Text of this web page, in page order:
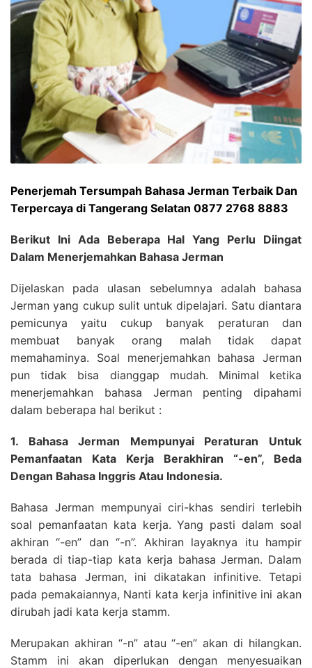
Penerjemah Tersumpah Bahasa Jerman Terbaik Dan
Terpercaya di Tangerang Selatan 0877 2768 8883
Berikut Ini Ada Beberapa Hal Yang Perlu Diingat
Dalam Menerjemahkan Bahasa Jerman
Dijelaskan pada ulasan sebelumnya adalah bahasa
Jerman yang cukup sulit untuk dipelajari. Satu diantara
pemicunya yaitu cukup banyak peraturan dan
membuat banyak orang malah tidak dapat
memahaminya. Soal menerjemahkan bahasa Jerman
pun tidak bisa dianggap mudah. Minimal ketika
menerjemahkan bahasa Jerman penting dipahami
dalam beberapa hal berikut :
1. Bahasa Jerman Mempunyai Peraturan Untuk
Pemanfaatan Kata Kerja Berakhiran “-en”, Beda
Dengan Bahasa Inggris Atau Indonesia.
Bahasa Jerman mempunyai ciri-khas sendiri terlebih
soal pemanfaatan kata kerja. Yang pasti dalam soal
akhiran “-en” dan “-n”. Akhiran layaknya itu hampir
berada di tiap-tiap kata kerja bahasa Jerman. Dalam
tata bahasa Jerman, ini dikatakan infinitive. Tetapi
pada pemakaiannya, Nanti kata kerja infinitive ini akan
dirubah jadi kata kerja stamm.
Merupakan akhiran “-n” atau “-en” akan di hilangkan.
Stamm ini akan diperlukan dengan menyesuaikan